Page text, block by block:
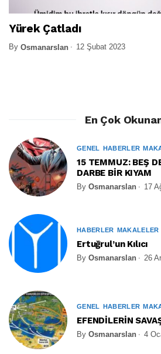
Yürek Çatladı
By Osmanarslan 12 Şubat 2023
En Çok
GENEL HABERLER
15 TEMMUZ: BEŞ
DARBE BİR KIYAM
By Osmanarslan 17
HABERLER MAKALELER
Ertuğrul’un Kılıcı
By Osmanarslan 26
GENEL HABERLER
EFENDİLERİN
By Osmanarslan 4